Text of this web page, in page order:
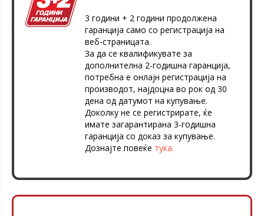
3 години + 2 години продолжена
гаранција само со регистрација на
веб-страницата.
За да се квалификувате за
дополнителна 2-годишна гаранција,
потребна е онлајн регистрација на
производот, најдоцна во рок од 30
дена од датумот на купување.
Доколку не се регистрирате, ќе
имате загарантирана 3-годишна
гаранција со доказ за купување.
Дознајте повеќе тука.